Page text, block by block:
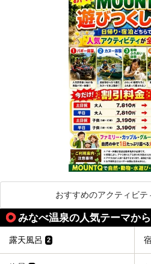
おすすめのアクティビテ
みなべ温泉の人気テーマか
露天風呂 2